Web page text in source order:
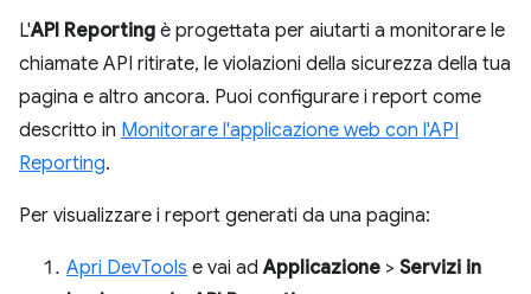
L'API Reporting è progettata per aiutarti a monitorare le
chiamate API ritirate, le violazioni della sicurezza della tua
pagina e altro ancora. Puoi configurare i report come
descritto in Monitorare l'applicazione web con l'API
Reporting.
Per visualizzare i report generati da una pagina:
Apri DevTools e vai adApplicazione > Servizi in